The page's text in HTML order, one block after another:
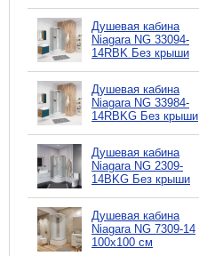
Душевая кабина
Niagara NG 33094-
14RBK Без крыши
Душевая кабина
Niagara NG 33984-
14RBKG Без крыши
Душевая кабина
Niagara NG 2309-
14BKG Без крыши
Душевая кабина
Niagara NG 7309-14
100x100 см